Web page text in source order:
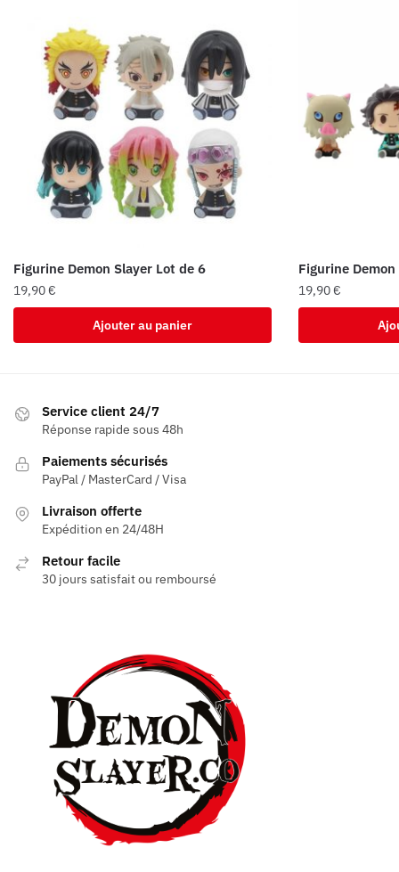
Figurine Demon Slayer Lot de 6
19,90€
Ajouter au panier
Figurine
19,90€
Service client 24/7
Réponse rapide sous 48h
Paiements sécurisés
PayPal / MasterCard / Visa
Livraison offerte
Expédition en 24/48H
Retour facile
30 jours satisfait ou remboursé